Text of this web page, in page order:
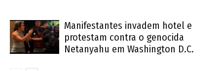
Manifestantes invadem hotel e
protestam contra o genocida
Netanyahu em Washington D.C.